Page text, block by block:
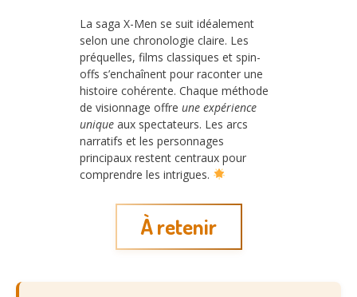
La saga X-Men se suit idéalement
selon une chronologie claire. Les
préquelles, films classiques et spin-
offs s’enchaînent pour raconter une
histoire cohérente. Chaque méthode
de visionnage offre une expérience
unique aux spectateurs. Les arcs
narratifs et les personnages
principaux restent centraux pour
comprendre les intrigues.
À retenir